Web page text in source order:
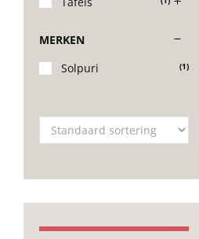
MERKEN
Solpuri
(1)